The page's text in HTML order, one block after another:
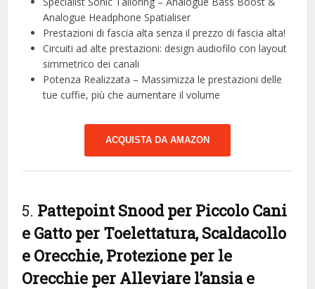
Analogue Headphone Spatialiser
Prestazioni di fascia alta senza il prezzo di fascia alta!
Circuiti ad alte prestazioni: design audiofilo con layout
simmetrico dei canali
Potenza Realizzata – Massimizza le prestazioni delle
tue cuffie, più che aumentare il volume
ACQUISTA DA AMAZON
5. Pattepoint Snood per Piccolo Cani
e Gatto per Toelettatura, Scaldacollo
e Orecchie, Protezione per le
Orecchie per Alleviare l’ansia e